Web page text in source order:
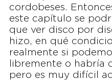
cordobeses.
este capítulo se
que ver disco por
hizo, en qué
realmente si
libremente o habría
pero es muy difícil